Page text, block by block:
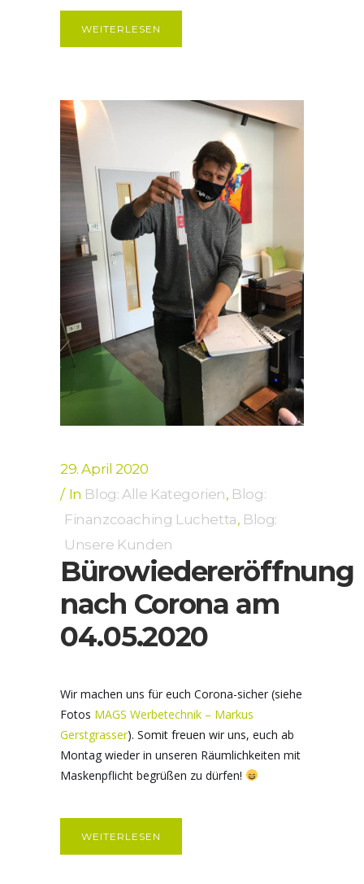
WEITERLESEN
29. April 2020
In Blog: Alle Kategorien, Blog:
Finanzcoaching Luchetta, Blog:
Unsere Kunden
Bürowiedereröffnung
nach Corona am
04.05.2020
Wir machen uns für euch Corona-sicher (siehe
Fotos MAGS Werbetechnik – Markus
Gerstgrasser). Somit freuen wir uns, euch ab
Montag wieder in unseren Räumlichkeiten mit
Maskenpflicht begrüßen zu dürfen!
WEITERLESEN